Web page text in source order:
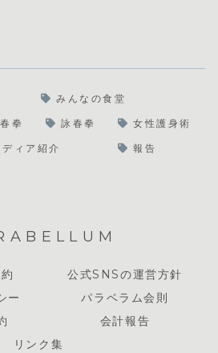
みんなの食堂
拳 詠春拳 女性護身術
ディア紹介 報告
公式SNSの運営方針
ー
パラベラム会則
会計報告
リンク集